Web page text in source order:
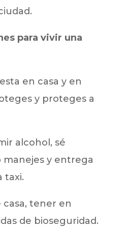
para vivir una
en casa y en
y proteges a
alcohol, sé
manejes y entrega
taxi.
casa, tener en
de bioseguridad.